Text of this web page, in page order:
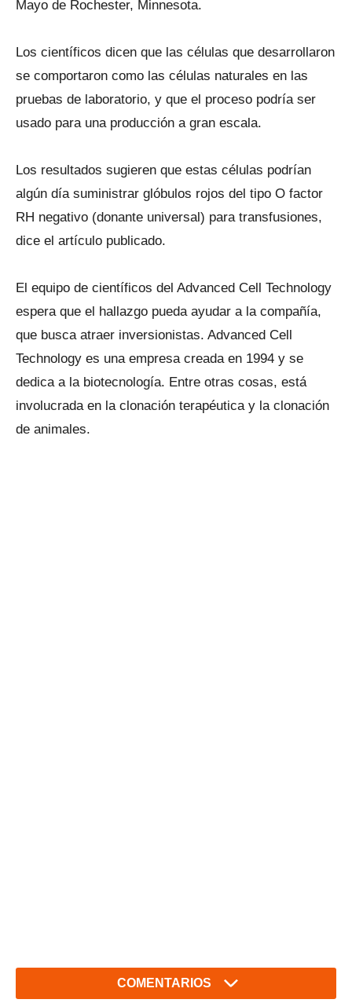
Mayo de Rochester, Minnesota.
Los científicos dicen que las células que desarrollaron
se comportaron como las células naturales en las
pruebas de laboratorio, y que el proceso podría ser
usado para una producción a gran escala.
Los resultados sugieren que estas células podrían
algún día suministrar glóbulos rojos del tipo O factor
RH negativo (donante universal) para transfusiones,
dice el artículo publicado.
El equipo de científicos del Advanced Cell Technology
espera que el hallazgo pueda ayudar a la compañía,
que busca atraer inversionistas. Advanced Cell
Technology es una empresa creada en 1994 y se
dedica a la biotecnología. Entre otras cosas, está
involucrada en la clonación terapéutica y la clonación
de animales.
COMENTARIOS